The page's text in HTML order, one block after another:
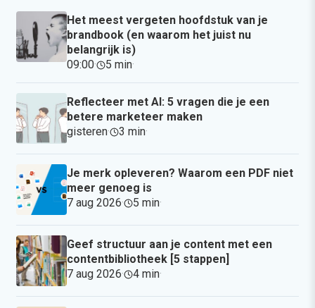
Het meest vergeten hoofdstuk van je
brandbook (en waarom het juist nu
belangrijk is)
09:00· 5 min·
Reflecteer met AI: 5 vragen die je een
betere marketeer maken
gisteren· 3 min·
Je merk opleveren? Waarom een PDF niet
meer genoeg is
7 aug 2026· 5 min·
Geef structuur aan je content met een
contentbibliotheek [5 stappen]
7 aug 2026· 4 min·